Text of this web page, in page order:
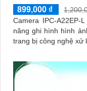
899,000 ₫
Camera IPC-
năng ghi hình hình
trang bị công nghệ xử